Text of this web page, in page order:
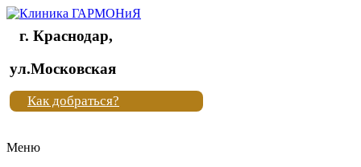
Клиника
"Новая
жизнь"
Клиника
г. Краснодар,
ул.Московская
Как добраться?
Меню